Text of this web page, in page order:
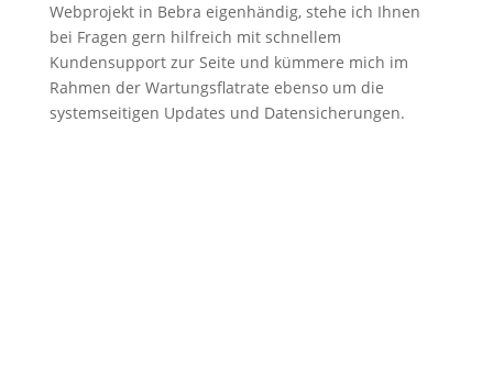
Webprojekt in Bebra eigenhändig, stehe ich Ihnen
bei Fragen gern hilfreich mit schnellem
Kundensupport zur Seite und kümmere mich im
Rahmen der Wartungsflatrate ebenso um die
systemseitigen Updates und Datensicherungen.